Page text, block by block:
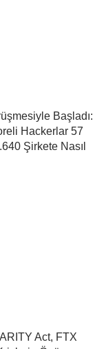
Başladı:
Hackerlar 57
Şirkete Nasıl
Act, FTX